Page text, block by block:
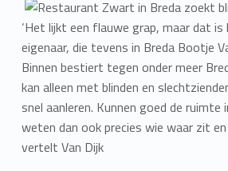
‘Het lijkt een flauwe grap, maar dat is
eigenaar, die tevens in Breda Bootje
Binnen bestiert tegen onder meer
kan alleen met blinden en
snel aanleren. Kunnen goed de ruimte
weten dan ook precies wie waar zit
vertelt Van Dijk